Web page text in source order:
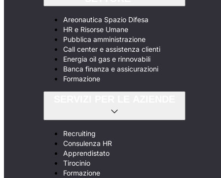
Areonautica Spazio Difesa
HR e Risorse Umane
Pubblica amministrazione
Call center e assistenza clienti
Energia oil gas e rinnovabili
Banca finanza e assicurazioni
Formazione
Recruiting
Consulenza HR
Apprendistato
Tirocinio
Formazione